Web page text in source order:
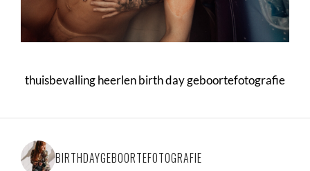
thuisbevalling heerlen birth day geboortefotografie
BIRTHDAYGEBOORTEFOTOGRAFIE